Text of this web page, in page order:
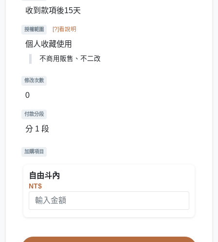
收到款項後15天
授權範圍 [?]看說明
個人收藏使用
不商用販售、不二改
修改次數
0
付款分段
分 1 段
加購項目
自由斗內
NT$